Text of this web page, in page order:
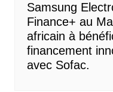
Samsung
Finance+ au
africain à
financement
avec Sofac.